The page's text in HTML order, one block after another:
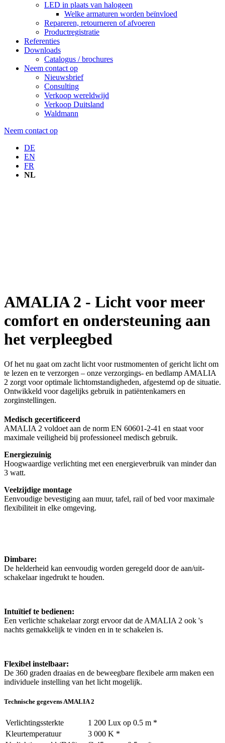
LED in plaats van halogeen
Welke armaturen worden beïnvloed
Repareren, retourneren of afvoeren
Productregistratie
Referenties
Downloads
Catalogus / brochures
Neem contact op
Nieuwsbrief
Consulting
Verkoop wereldwijd
Verkoop Duitsland
Waldmann
Neem contact op
DE
EN
FR
NL
AMALIA 2 - Licht voor meer
comfort en ondersteuning aan
het verpleegbed
Of het nu gaat om zacht licht voor rustmomenten of gericht licht om
te lezen en te verzorgen – onze verzorgings- en bedlamp AMALIA
2 zorgt voor optimale lichtomstandigheden, afgestemd op de situatie.
Ontwikkeld voor dagelijks gebruik in patiëntenkamers en
zorginstellingen.
Medisch gecertificeerd
AMALIA 2 voldoet aan de norm EN 60601-2-41 en staat voor
maximale veiligheid bij professioneel medisch gebruik.
Energiezuinig
Hoogwaardige verlichting met een energieverbruik van minder dan
3 watt.
Veelzijdige montage
Eenvoudige bevestiging aan muur, tafel, rail of bed voor maximale
flexibiliteit in elke omgeving.
Dimbare:
De helderheid kan eenvoudig worden geregeld door de aan/uit-
schakelaar ingedrukt te houden.
Intuïtief te bedienen:
Een verlichte schakelaar zorgt ervoor dat de AMALIA 2 ook 's
nachts gemakkelijk te vinden en in te schakelen is.
Flexibel instelbaar:
De 360 graden draaias en de beweegbare flexibele arm maken een
individuele instelling van het licht mogelijk.
Technische gegevens AMALIA 2
Verlichtingssterkte
1 200 Lux op 0.5 m *
Kleurtemperatuur
3 000 K *